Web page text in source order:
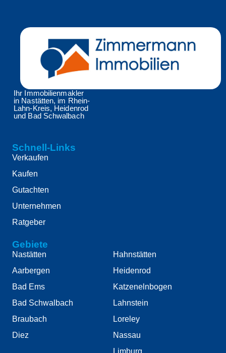
Ihr Immobilienmakler
in Nastätten, im Rhein-
Lahn-Kreis, Heidenrod
und Bad Schwalbach
Schnell-Links
Verkaufen
Kaufen
Gutachten
Unternehmen
Ratgeber
Gebiete
Nastätten
Aarbergen
Bad Ems
Bad Schwalbach
Braubach
Diez
Hahnstätten
Heidenrod
Katzenelnbogen
Lahnstein
Loreley
Nassau
Limburg